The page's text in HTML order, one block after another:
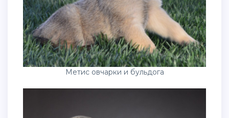
Метис овчарки и бульдога